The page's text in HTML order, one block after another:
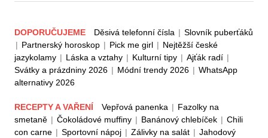
DOPORUČUJEME Děsivá telefonní čísla | Slovník puberťáků
| Partnerský horoskop | Pick me girl | Nejtěžší české
jazykolamy | Láska a vztahy | Kulturní tipy | Ajťák radí |
Svátky a prázdniny 2026 | Módní trendy 2026 | WhatsApp
alternativy 2026
RECEPTY A VAŘENÍ Vepřová panenka | Fazolky na
smetaně | Čokoládové muffiny | Banánový chlebíček | Chili
con carne | Sportovní nápoj | Zálivky na salát | Jahodový